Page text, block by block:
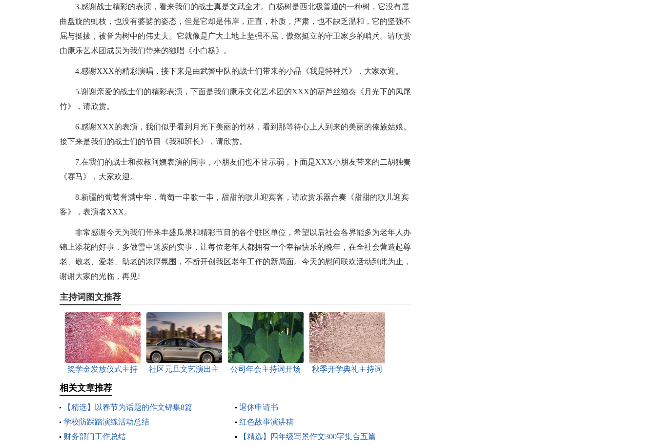
3.感谢战士精彩的表演，看来我们的战士真是文武全才。白杨树是西北极普通的一种树，它没有屈
曲盘旋的虬枝，也没有婆娑的姿态，但是它却是伟岸，正直，朴质，严肃，也不缺乏温和，它的坚强不
屈与挺拔，被誉为树中的伟丈夫。它就像是广大土地上坚强不屈，傲然挺立的守卫家乡的哨兵。请欣赏
由康乐艺术团成员为我们带来的独唱《小白杨》。
4.感谢XXX的精彩演唱，接下来是由武警中队的战士们带来的小品《我是特种兵》，大家欢迎。
5.谢谢亲爱的战士们的精彩表演，下面是我们康乐文化艺术团的XXX的葫芦丝独奏《月光下的凤尾
竹》，请欣赏。
6.感谢XXX的表演，我们似乎看到月光下美丽的竹林，看到那等待心上人到来的美丽的傣族姑娘。
接下来是我们的战士们的节目《我和班长》，请欣赏。
7.在我们的战士和叔叔阿姨表演的同事，小朋友们也不甘示弱，下面是XXX小朋友带来的二胡独奏
《赛马》，大家欢迎。
8.新疆的葡萄誉满中华，葡萄一串歌一串，甜甜的歌儿迎宾客，请欣赏乐器合奏《甜甜的歌儿迎宾
客》，表演者XXX。
非常感谢今天为我们带来丰盛瓜果和精彩节目的各个驻区单位，希望以后社会各界能多为老年人办
锦上添花的好事，多做雪中送炭的实事，让每位老年人都拥有一个幸福快乐的晚年，在全社会营造起尊
老、敬老、爱老、助老的浓厚氛围，不断开创我区老年工作的新局面。今天的慰问联欢活动到此为止，
谢谢大家的光临，再见!
主持词图文推荐
奖学金发放仪式主持
社区元旦文艺演出主
公司年会主持词开场
秋季开学典礼主持词
相关文章推荐
【精选】以春节为话题的作文锦集8篇
退休申请书
学校防踩踏演练活动总结
红色故事演讲稿
财务部门工作总结
【精选】四年级写景作文300字集合五篇